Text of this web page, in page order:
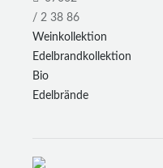
/ 2 38 86
Weinkollektion
Edelbrandkollektion
Bio
Edelbrände